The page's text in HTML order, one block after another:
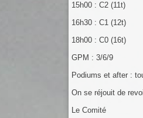
15h00 : C2 (11t)
16h30 : C1 (12t)
18h00 : C0 (16t)
GPM : 3/6/9
Podiums et after :
On se réjouit de
Le Comité